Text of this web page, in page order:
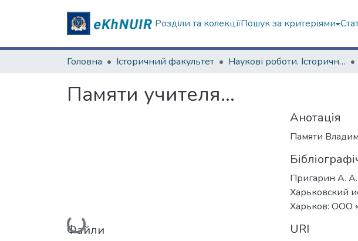
Розділи та колекціїПошук за критеріями
Головна Історичний факультет Наукові роботи. Історичний факультет
Памяти учителя…
Вантажиться...
Файли
Анотація
Памяти
Пригарин А.
Харьковский
Харьков: ООО
URI